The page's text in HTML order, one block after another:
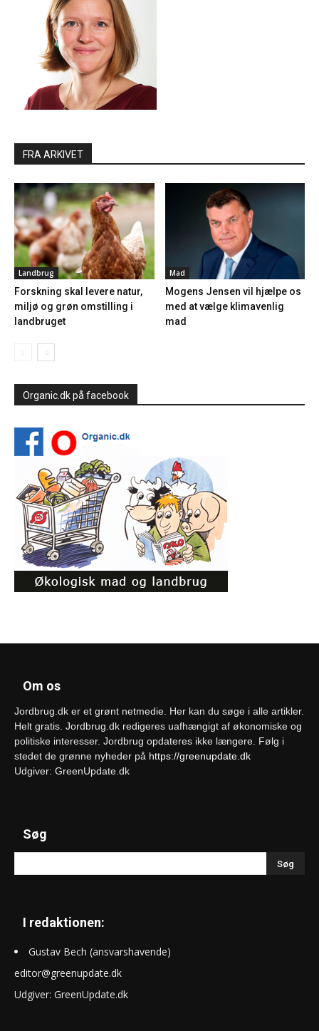
FRA ARKIVET
Landbrug
Forskning skal levere natur,
miljø og grøn omstilling i
landbruget
Mad
Mogens Jensen vil hjælpe os
med at vælge klimavenlig
mad
Organic.dk på facebook
Om os
Jordbrug.dk er et grønt netmedie. Her kan du søge i alle artikler.
Helt gratis. Jordbrug.dk redigeres uafhængigt af økonomiske og
politiske interesser. Jordbrug opdateres ikke længere. Følg i
stedet de grønne nyheder på https://greenupdate.dk
Udgiver: GreenUpdate.dk
Søg
I redaktionen:
Gustav Bech (ansvarshavende)
editor@greenupdate.dk
Udgiver: GreenUpdate.dk